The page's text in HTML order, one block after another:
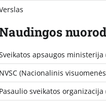
apsaugos ministerija
NVSC (Nacionalinis
Pasaulio sveikatos organizacija